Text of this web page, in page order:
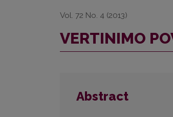
Vol. 72 No. 4 (2013)
VERTINIMO
Abstract